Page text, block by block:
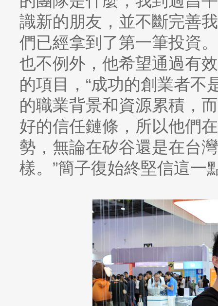
識新的朋友，並不斷完善
們已經拿到了第一筆投資
也不例外，他希望通過有
的項目，“成功的創業者不
的職業背景和資源累積，
好的信任鏈條，所以他們
勢，無論在矽谷還是在台
樣。”簡子復始終堅信這一